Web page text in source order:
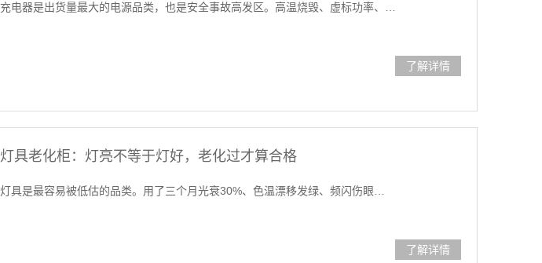
充电器是出货量最大的电源品类，也是安全事故高发区。高温烧毁、虚标功率、…
了解详情
灯具老化柜：灯亮不等于灯好，老化过才算合格
灯具是最容易被低估的品类。用了三个月光衰30%、色温漂移发绿、频闪伤眼…
了解详情